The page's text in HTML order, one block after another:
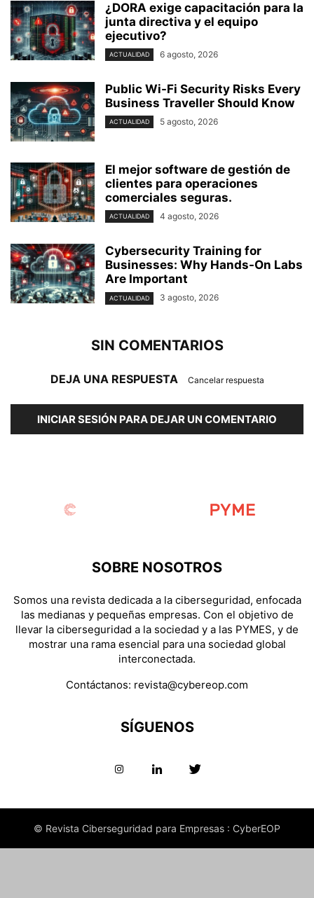
¿DORA exige capacitación para la
junta directiva y el equipo
ejecutivo?
ACTUALIDAD 6 agosto, 2026
Public Wi-Fi Security Risks Every
Business Traveller Should Know
ACTUALIDAD 5 agosto, 2026
El mejor software de gestión de
clientes para operaciones
comerciales seguras.
ACTUALIDAD 4 agosto, 2026
Cybersecurity Training for
Businesses: Why Hands-On Labs
Are Important
ACTUALIDAD 3 agosto, 2026
SIN COMENTARIOS
DEJA UNA RESPUESTA Cancelar respuesta
INICIAR SESIÓN PARA DEJAR UN COMENTARIO
SOBRE NOSOTROS
Somos una revista dedicada a la ciberseguridad, enfocada
las medianas y pequeñas empresas. Con el objetivo de
llevar la ciberseguridad a la sociedad y a las PYMES, y de
mostrar una rama esencial para una sociedad global
interconectada.
Contáctanos: revista@cybereop.com
SÍGUENOS
© Revista Ciberseguridad para Empresas : CyberEOP